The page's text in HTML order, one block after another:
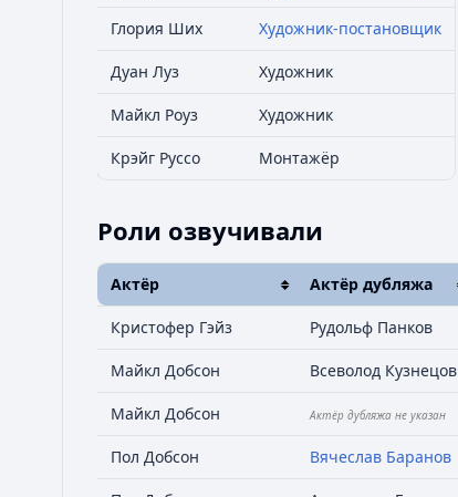
Глория Ших Художник-постановщик
Дуан Луз Художник
Майкл Роуз Художник
Крэйг Руссо Монтажёр
Роли озвучивали
Актёр Актёр дубляжа
Кристофер Гэйз Рудольф Панков
Майкл Добсон Всеволод Кузнецов
Майкл Добсон Актёр дубляжа не указан
Пол Добсон Вячеслав Баранов